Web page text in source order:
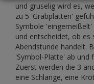
und gruselig wird es,
zu 5 'Grabplatten'
Symbole
und entscheidet, ob
Abendstunde handelt.
'Symbol-Platte' ab und
Zuerst werden die 3
eine Schlange, eine